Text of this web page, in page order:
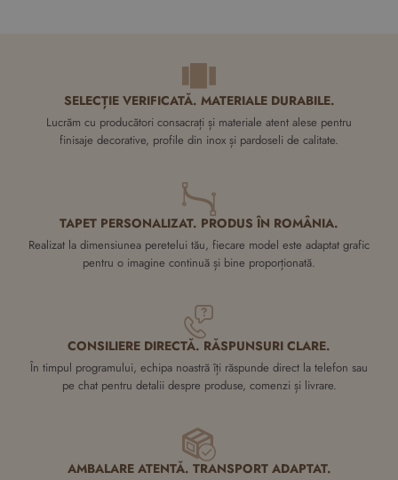
SELECȚIE VERIFICATĂ. MATERIALE DURABILE.
Lucrăm cu producători consacrați și materiale atent alese pentru
finisaje decorative, profile din inox și pardoseli de calitate.
TAPET PERSONALIZAT. PRODUS ÎN ROMÂNIA.
Realizat la dimensiunea peretelui tău, fiecare model este adaptat grafic
pentru o imagine continuă și bine proporționată.
CONSILIERE DIRECTĂ. RĂSPUNSURI CLARE.
În timpul programului, echipa noastră îți răspunde direct la telefon sau
pe chat pentru detalii despre produse, comenzi și livrare.
AMBALARE ATENTĂ. TRANSPORT ADAPTAT.